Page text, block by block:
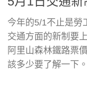
今年的5/1不止是勞
交通方面的新制要
阿里山森林鐵路票
該多少要了解一下。